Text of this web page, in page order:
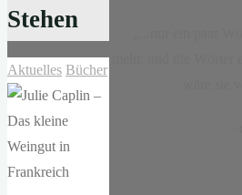
Stehen
Aktuelles Bücher